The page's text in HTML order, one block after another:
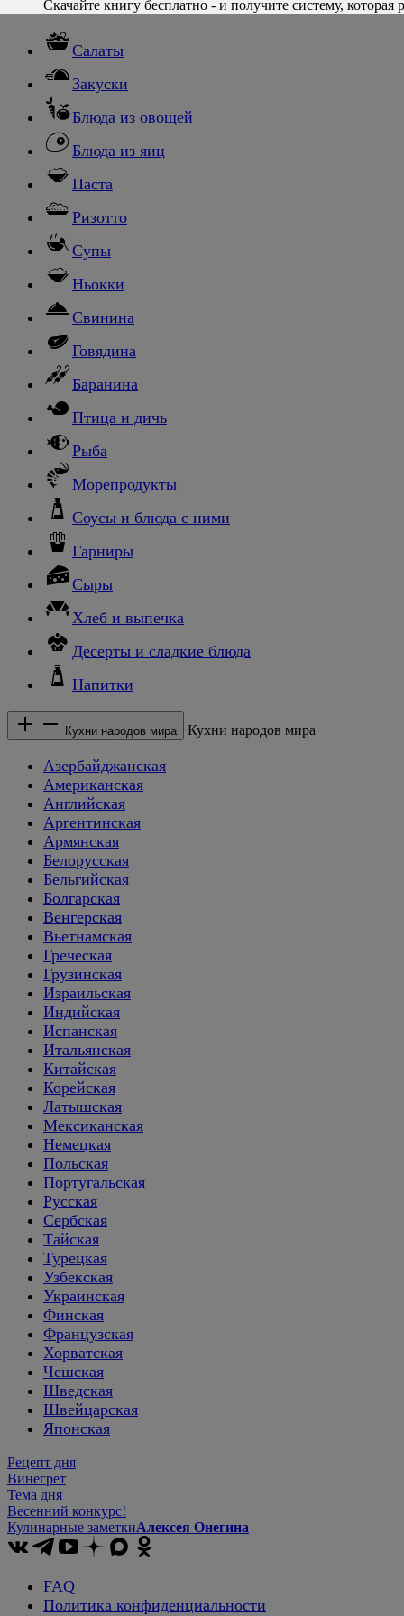
Салаты
Закуски
Блюда из овощей
Блюда из яиц
Паста
Ризотто
Супы
Ньокки
Свинина
Говядина
Баранина
Птица и дичь
Рыба
Морепродукты
Соусы и блюда с ними
Гарниры
Сыры
Хлеб и выпечка
Десерты и сладкие блюда
Напитки
Кухни народов мира Кухни народов мира
Азербайджанская
Американская
Английская
Аргентинская
Армянская
Белорусская
Бельгийская
Болгарская
Венгерская
Вьетнамская
Греческая
Грузинская
Израильская
Индийская
Испанская
Итальянская
Китайская
Корейская
Латышская
Мексиканская
Немецкая
Польская
Португальская
Русская
Сербская
Тайская
Турецкая
Узбекская
Украинская
Финская
Французская
Хорватская
Чешская
Шведская
Швейцарская
Японская
Рецепт дня
Винегрет
Тема дня
Весенний конкурс!
Кулинарные заметкиАлексея Онегина
FAQ
Политика конфиденциальности
Скачайте книгу бесплатно - и получите систему, которая